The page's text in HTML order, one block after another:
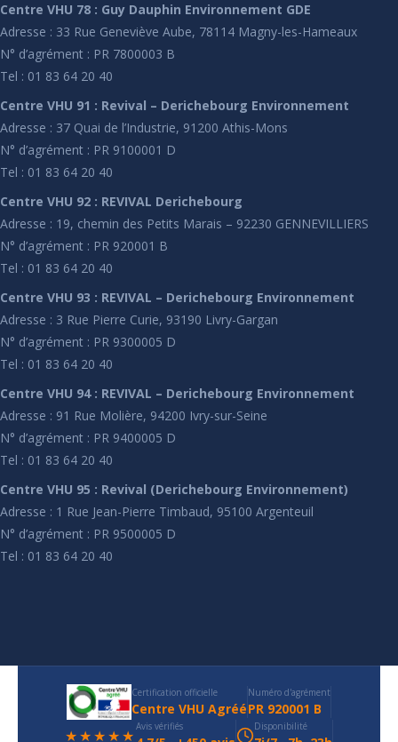
Centre VHU 78 : Guy Dauphin Environnement GDE
Adresse : 33 Rue Geneviève Aube, 78114 Magny-les-Hameaux
N° d’agrément : PR 7800003 B
Tel : 01 83 64 20 40
Centre VHU 91 : Revival – Derichebourg Environnement
Adresse : 37 Quai de l’Industrie, 91200 Athis-Mons
N° d’agrément : PR 9100001 D
Tel : 01 83 64 20 40
Centre VHU 92 : REVIVAL Derichebourg
Adresse : 19, chemin des Petits Marais – 92230 GENNEVILLIERS
N° d’agrément : PR 920001 B
Tel : 01 83 64 20 40
Centre VHU 93 : REVIVAL – Derichebourg Environnement
Adresse : 3 Rue Pierre Curie, 93190 Livry-Gargan
N° d’agrément : PR 9300005 D
Tel : 01 83 64 20 40
Centre VHU 94 : REVIVAL – Derichebourg Environnement
Adresse : 91 Rue Molière, 94200 Ivry-sur-Seine
N° d’agrément : PR 9400005 D
Tel : 01 83 64 20 40
Centre VHU 95 : Revival (Derichebourg Environnement)
Adresse : 1 Rue Jean-Pierre Timbaud, 95100 Argenteuil
N° d’agrément : PR 9500005 D
Tel : 01 83 64 20 40
Certification officielle
Centre VHU Agréé
Numéro d'agrément
PR 920001 B
★★★★★ Avis vérifiés Disponibilité